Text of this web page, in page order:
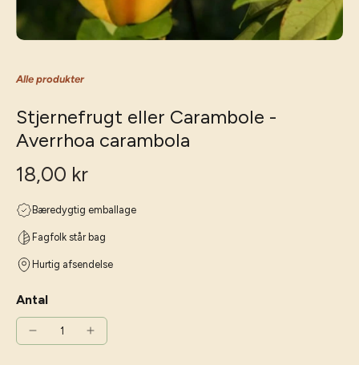
Alle produkter
Stjernefrugt eller Carambole -
Averrhoa carambola
18,00 kr
Bæredygtig emballage
Fagfolk står bag
Hurtig afsendelse
Antal